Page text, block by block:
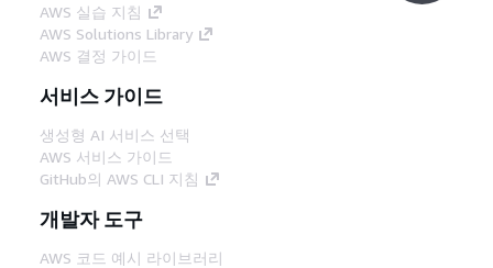
AWS 실습 지침
AWS Solutions Library
AWS 결정 가이드
서비스 가이드
생성형 AI 서비스 선택
AWS 서비스 가이드
GitHub의 AWS CLI 지침
개발자 도구
AWS 코드 예시 라이브러리